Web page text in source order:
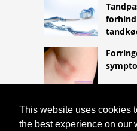
This website uses cookies
the best experience on our